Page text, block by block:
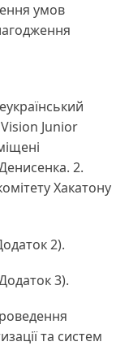
умов
Junior
2.
Хакатону
2).
3).
та систем